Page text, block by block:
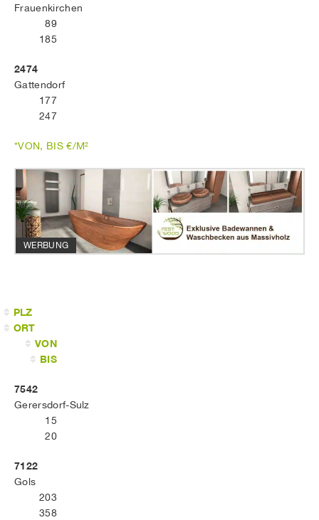
Frauenkirchen
89
185
2474
Gattendorf
177
247
*VON, BIS €/M²
WERBUNG
PLZ
ORT
VON
BIS
7542
Gerersdorf-Sulz
15
20
7122
Gols
203
358